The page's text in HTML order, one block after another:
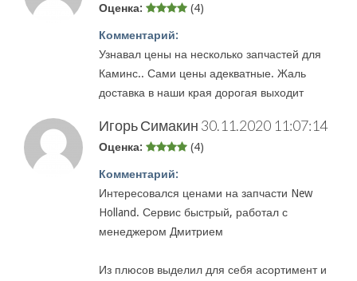
Оценка: (4)
Комментарий:
Узнавал цены на несколько запчастей для
Каминс.. Сами цены адекватные. Жаль
доставка в наши края дорогая выходит
Игорь Симакин 30.11.2020 11:07:14
Оценка: (4)
Комментарий:
Интересовался ценами на запчасти New
Holland. Сервис быстрый, работал с
менеджером Дмитрием
Из плюсов выделил для себя асортимент и